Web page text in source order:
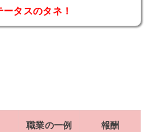
タスのタネ！
職業の一例 報酬